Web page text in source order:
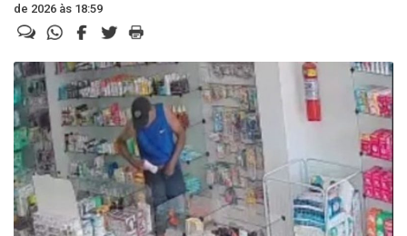
de 2026 às 18:59